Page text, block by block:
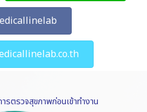
รตรวจสุขภาพก่อนเข้าทำงาน